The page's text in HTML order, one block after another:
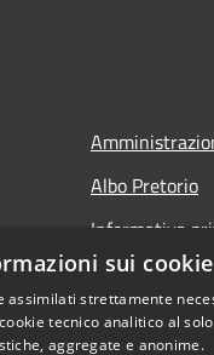
Albo Pretorio
Informativa
Note legali
Dichiarazione
sui cookie
assimilati strettamente
tecnico analitico al
aggregate e anonime.